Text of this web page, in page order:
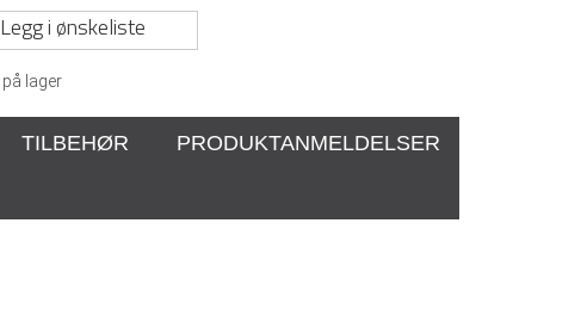
Legg i ønskeliste
på lager
TILBEHØR PRODUKTANMELDELSER